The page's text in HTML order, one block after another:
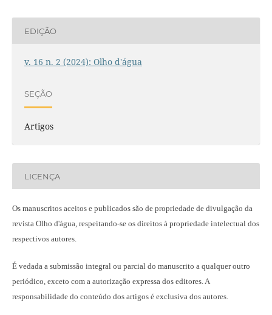
EDIÇÃO
v. 16 n. 2 (2024): Olho d'água
SEÇÃO
Artigos
LICENÇA
Os manuscritos aceitos e publicados são de propriedade de divulgação da
revista Olho d'água, respeitando-se os direitos à propriedade intelectual dos
respectivos autores.
É vedada a submissão integral ou parcial do manuscrito a qualquer outro
periódico, exceto com a autorização expressa dos editores. A
responsabilidade do conteúdo dos artigos é exclusiva dos autores.